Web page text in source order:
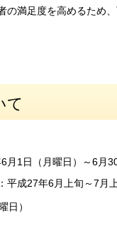
満足度を高めるため
て
1日（月曜日）～6月
平成27年6月上旬～7月
日）